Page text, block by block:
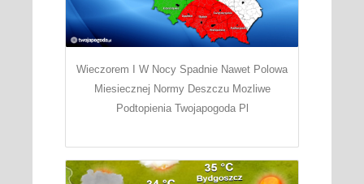
Wieczorem I W Nocy Spadnie Nawet Polowa
Miesiecznej Normy Deszczu Mozliwe
Podtopienia Twojapogoda Pl